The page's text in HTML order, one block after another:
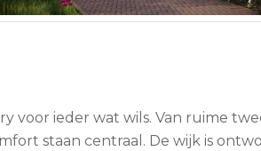
voor ieder wat wils. Van ruime
staan centraal. De wijk is